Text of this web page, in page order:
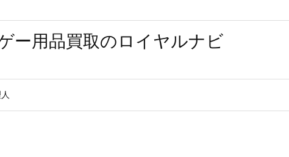
ー用品買取のロイヤルナビ